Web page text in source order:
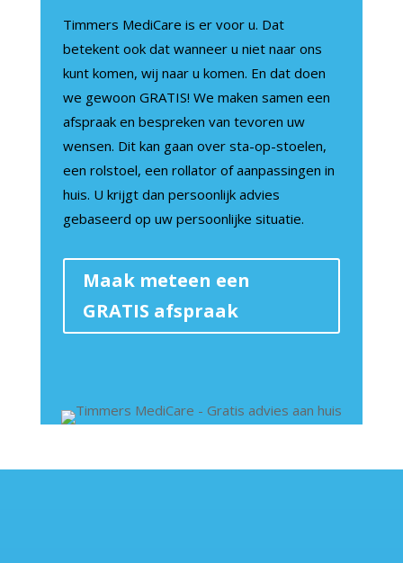
Timmers MediCare is er voor u. Dat
betekent ook dat wanneer u niet naar ons
kunt komen, wij naar u komen. En dat doen
we gewoon GRATIS! We maken samen een
afspraak en bespreken van tevoren uw
wensen. Dit kan gaan over sta-op-stoelen,
een rolstoel, een rollator of aanpassingen in
huis. U krijgt dan persoonlijk advies
gebaseerd op uw persoonlijke situatie.
Maak meteen een
GRATIS afspraak